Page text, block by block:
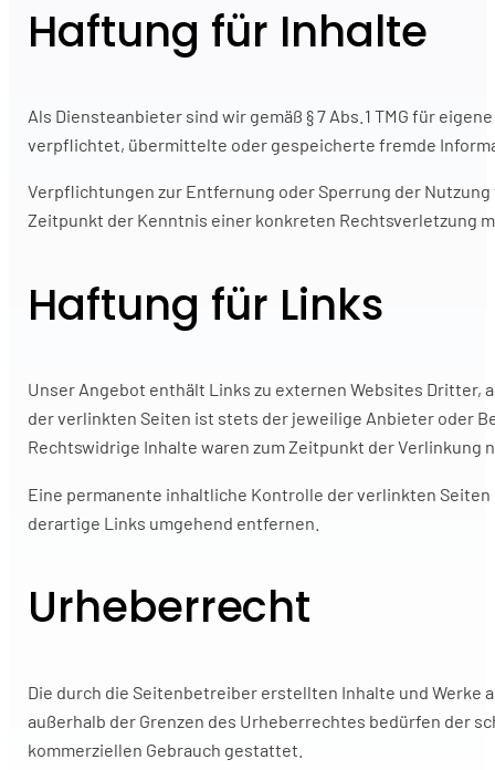
Haftung für Inhalte
Als Diensteanbieter sind wir gemäß § 7 Abs.1 TMG für
verpflichtet, übermittelte oder gespeicherte fremde
Verpflichtungen zur Entfernung oder Sperrung der
Zeitpunkt der Kenntnis einer konkreten Rechtsverletzung
Haftung für Links
Unser Angebot enthält Links zu externen Websites Dritter,
der verlinkten Seiten ist stets der jeweilige Anbieter oder
Rechtswidrige Inhalte waren zum Zeitpunkt der Verlinkung
Eine permanente inhaltliche Kontrolle der verlinkten
derartige Links umgehend entfernen.
Urheberrecht
Die durch die Seitenbetreiber erstellten Inhalte und
außerhalb der Grenzen des Urheberrechtes bedürfen der
kommerziellen Gebrauch gestattet.